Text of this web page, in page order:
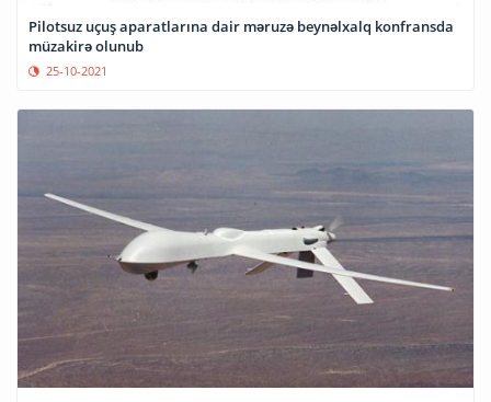
Pilotsuz uçuş aparatlarına dair məruzə beynəlxalq konfransda
müzakirə olunub
25-10-2021